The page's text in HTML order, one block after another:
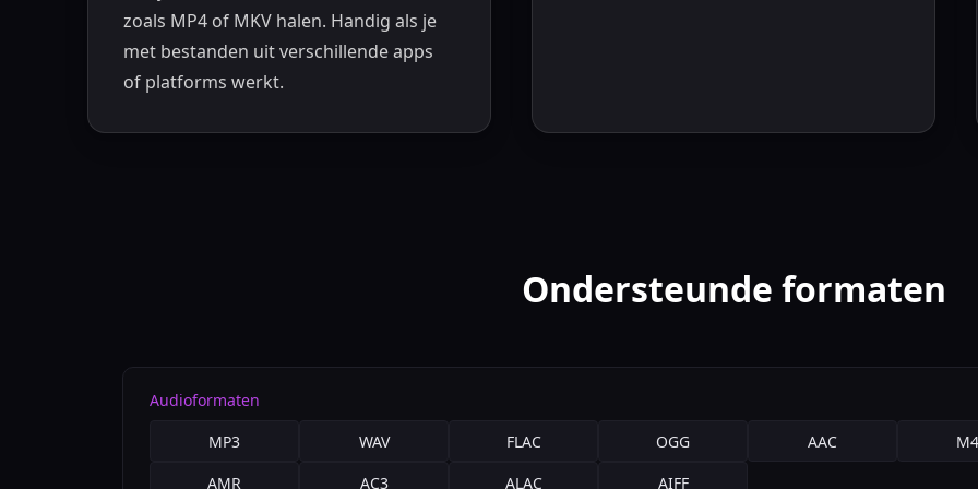
zoals MP4 of MKV halen. Handig als je
met bestanden uit verschillende apps
of platforms werkt.
Ondersteunde formaten
Audioformaten
MP3
WAV FLAC OGG AAC
AMR
AC3 ALAC AIFF